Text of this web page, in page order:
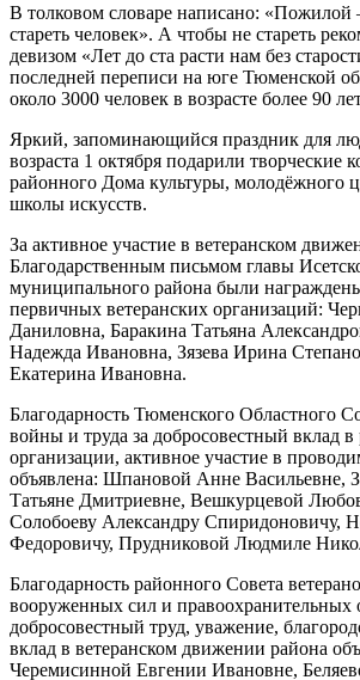
В толковом словаре написано:
стареть человек». А чтобы не стареть
девизом «Лет до ста расти нам без
последней переписи на юге Тюменской
около 3000 человек в возрасте более 90
Яркий, запоминающийся праздник для
возраста 1 октября подарили творческие
районного Дома культуры, молодёжного
школы искусств.
За активное участие в ветеранском
Благодарственным письмом главы
муниципального района были
первичных ветеранских организаций:
Даниловна, Баракина Татьяна
Надежда Ивановна, Зязева Ирина
Екатерина Ивановна.
Благодарность Тюменского Областного
войны и труда за добросовестный вклад в
организации, активное участие в
объявлена: Шпановой Анне Васильевне,
Татьяне Дмитриевне, Вешкурцевой
Солобоеву Александру Спиридоновичу,
Федоровичу, Прудниковой Людмиле
Благодарность районного Совета
вооруженных сил и правоохранительных
добросовестный труд, уважение,
вклад в ветеранском движении района
Черемисинной Евгении Ивановне,